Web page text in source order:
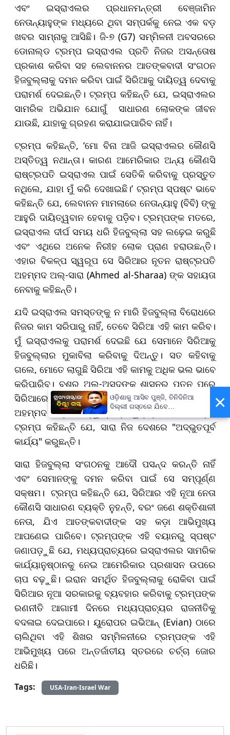
ଏବଂ ଇସ୍ରାଏଲର ପ୍ରଧାନମନ୍ତ୍ରୀ ବେଞ୍ଜାମିନ
ନେତାନ୍ୟାହୁଙ୍କ ମଧ୍ୟରେ ଥିବା ସମ୍ପର୍କକୁ ନେଇ ଏକ ବଡ଼
ଖବର ସାମ୍ନାକୁ ଆସିଛି। ଜି-୭ (G7) ସମ୍ମିଳନୀ ଅବସରରେ
ଡୋନାଲ୍ଡ ଟ୍ରମ୍ପ ଇସ୍ରାଏଲ ପ୍ରତି ନିଜର ଅସନ୍ତୋଷ
ପ୍ରକାଶ କରିବା ସହ ଲେବାନନର ଆତଙ୍କବାଦୀ ସଂଗଠନ
ହିଜବୁଲ୍ଲାକୁ ଦମନ କରିବା ପାଇଁ ସିରିଆକୁ ଦାୟିତ୍ୱ ଦେବାକୁ
ପରାମର୍ଶ ଦେଇଛନ୍ତି। ଟ୍ରମ୍ପ କହିଛନ୍ତି ଯେ, ଇସ୍ରାଏଲର
ସାମରିକ ଅଭିଯାନ ଯୋଗୁଁ ସାଧାରଣ ଲୋକଙ୍କ ଜୀବନ
ଯାଉଛି, ଯାହାକୁ ଗ୍ରହଣ କରାଯାଇପାରିବ ନାହିଁ।
ଟ୍ରମ୍ପ କହିଛନ୍ତି, ‘ମୋ ବିନା ଆଜି ଇସ୍ରାଏଲର କୌଣସି
ଅସ୍ତିତ୍ୱ ନଥାନ୍ତା। କାରଣ ଆମେରିକାର ଅନ୍ୟ କୌଣସି
ରାଷ୍ଟ୍ରପତି ଇସ୍ରାଏଲ ପାଇଁ ସେତିକି କରିବାକୁ ପ୍ରସ୍ତୁତ
ନଥିଲେ, ଯାହା ମୁଁ କରି ଦେଖାଇଛି।’ ଟ୍ରମ୍ପ ସ୍ପଷ୍ଟ ଭାବେ
କହିଛନ୍ତି ଯେ, ଲେବାନନ ମାମଲାରେ ନେତାନ୍ୟାହୁ (ବିବି) ଙ୍କୁ
ଆହୁରି ଦାୟିତ୍ୱବାନ ହେବାକୁ ପଡ଼ିବ। ଟ୍ରମ୍ପଙ୍କ ମତରେ,
ଇସ୍ରାଏଲ ଦୀର୍ଘ ସମୟ ଧରି ହିଜବୁଲ୍ଲା ସହ ଲଢ଼େଇ କରୁଛି
ଏବଂ ଏଥିରେ ଅନେକ ନିରୀହ ଲୋକ ପ୍ରାଣ ହରାଉଛନ୍ତି।
ଏହାର ବିକଳ୍ପ ସ୍ୱରୂପ ସେ ସିରିଆର ନୂତନ ରାଷ୍ଟ୍ରପତି
ଅହମ୍ମଦ ଅଲ୍-ସାରା (Ahmed al-Sharaa) ଙ୍କ ସହାୟତା
ନେବାକୁ କହିଛନ୍ତି।
ଯଦି ଇସ୍ରାଏଲ ସମସ୍ତଙ୍କୁ ନ ମାରି ହିଜବୁଲ୍ଲା ବିରୋଧରେ
ନିଜର କାମ ସରିପାରୁ ନାହିଁ, ତେବେ ସିରିଆ ଏହି କାମ କରିବ।
ମୁଁ ଇସ୍ରାଏଲକୁ ପରାମର୍ଶ ଦେଇଛି ଯେ ସେମାନେ ସିରିଆକୁ
ହିଜବୁଲ୍ଲାର ମୁକାବିଲା କରିବାକୁ ଦିଅନ୍ତୁ। ସତ କହିବାକୁ
ଗଲେ, ମୋତେ ଲାଗୁଛି ସିରିଆ ଏହି କାମକୁ ଅଧିକ ଭଲ ଭାବେ
କରିପାରିବ। ବଶର ଅଲ୍-ଅସଦଙ୍କ ଶାସନର ପତନ ପରେ
ସିରିଆରେ କ୍ଷମତାକୁ ଆସିଥିବା ପୂର୍ବତନ ଜିହାଦୀ ନେତା
ଅହମ୍ମଦ ଅଲ୍-ସାରାଙ୍କୁ ଟ୍ରମ୍ପ ଖୁବ୍ ପ୍ରଶଂସା କରିଛନ୍ତି।
ଟ୍ରମ୍ପ କହିଛନ୍ତି ଯେ, ସାରା ନିଜ ଦେଶରେ "ଅଦ୍ଭୁତପୂର୍ବ
କାର୍ଯ୍ୟ" କରୁଛନ୍ତି।
ସାରା ହିଜବୁଲ୍ଲା ସଂଗଠନକୁ ଆଦୌ ପସନ୍ଦ କରନ୍ତି ନାହିଁ
ଏବଂ ସେମାନଙ୍କୁ ଦମନ କରିବା ପାଇଁ ସେ ସମ୍ପୂର୍ଣ୍ଣ
ସକ୍ଷମ। ଟ୍ରମ୍ପ କହିଛନ୍ତି ଯେ, ସିରିଆର ଏହି ନୂଆ ନେତା
କୌଣସି ସାଧାରଣ ବ୍ୟକ୍ତି ନୁହନ୍ତି, ବରଂ ଜଣେ ଶକ୍ତିଶାଳୀ
ନେତା, ଯିଏ ଆତଙ୍କବାଦୀଙ୍କ ସହ କଡ଼ା ଆଭିମୁଖ୍ୟ
ଆପଣେଇ ପାରିବେ। ଟ୍ରମ୍ପଙ୍କ ଏହି ବୟାନରୁ ସ୍ପଷ୍ଟ
ଜଣାପଡ଼ୁଛି ଯେ, ମଧ୍ୟପ୍ରାଚ୍ୟରେ ଇସ୍ରାଏଲର ସାମରିକ
କାର୍ଯ୍ୟାନୁଷ୍ଠାନକୁ ନେଇ ଆମେରିକାର ପ୍ରଶାସନ ଉପରେ
ଚାପ ବଢ଼ୁଛି। ଇରାନ ସମର୍ଥିତ ହିଜବୁଲ୍ଲାକୁ ରୋକିବା ପାଇଁ
ସିରିଆର ନୂଆ ସରକାରକୁ ବ୍ୟବହାର କରିବାକୁ ଟ୍ରମ୍ପଙ୍କ
ରଣନୀତି ଆଗାମୀ ଦିନରେ ମଧ୍ୟପ୍ରାଚ୍ୟର ରାଜନୀତିକୁ
ବଦଳାଇ ଦେଇପାରେ। ୟୁରୋପର ଇଭିଆନ୍ (Evian) ଠାରେ
ଚାଲିଥିବା ଏହି ଶିଖର ସମ୍ମିଳନୀରେ ଟ୍ରମ୍ପଙ୍କ ଏହି
ଆଭିମୁଖ୍ୟ ପରେ ଅନ୍ତର୍ଜାତୀୟ ସ୍ତରରେ ଚର୍ଚ୍ଚା ଜୋର
ଧରିଛି।
Tags: USA-Iran-Israel War
×
ଓଡ଼ିଶାକୁ ଆସିବ ପୁଞ୍ଜି, ତିନିଦିନିଆ
ଦିଲ୍ଲୀ ଗସ୍ତରେ ଯିବେ
ମୁଖ୍ୟମନ୍ତ୍ରୀ ମୋହନ ମାଝୀ